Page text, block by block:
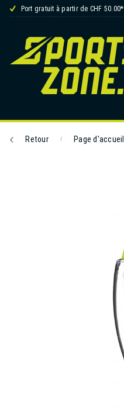
Port gratuit à partir de CHF 50.00*
Retour / Page d'accueil